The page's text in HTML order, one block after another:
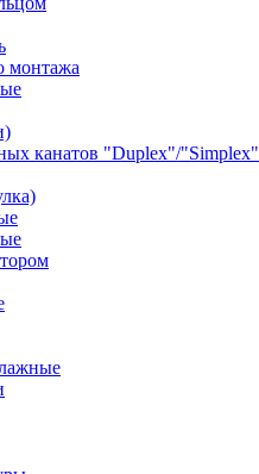
монтажа
канатов "Duplex"/"Simplex"